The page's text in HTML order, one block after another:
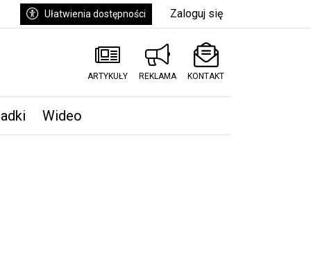
Ułatwienia dostępności Zaloguj się
ARTYKUŁY REKLAMA KONTAKT
Wideo